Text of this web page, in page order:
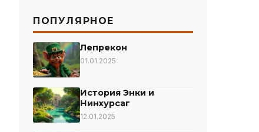
ПОПУЛЯРНОЕ
Лепрекон
01.01.2025
История Энки и
Нинхурсаг
12.01.2025